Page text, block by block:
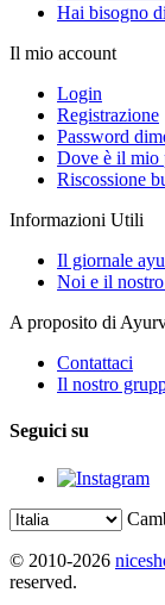
Hai bisogno
Il mio account
Login
Registrazione
Password
Dove è il mio
Riscossione
Informazioni Utili
Il giornale
Noi e il
A proposito di
Contattaci
Il nostro
Seguici su
© 2010-2026
reserved.